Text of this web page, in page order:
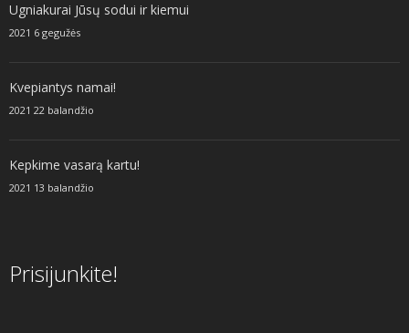
Ugniakurai Jūsų sodui ir kiemui
2021 6 gegužės
Kvepiantys namai!
2021 22 balandžio
Kepkime vasarą kartu!
2021 13 balandžio
Prisijunkite!